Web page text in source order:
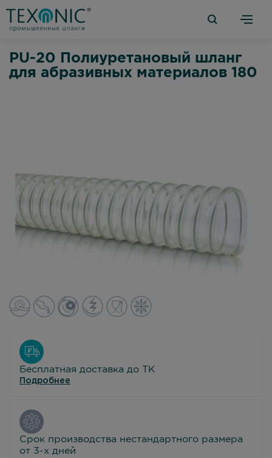
PU-20 Полиуретановый шланг
для абразивных материалов 180
Бесплатная доставка до ТК
Подробнее
Срок производства нестандартного размера
от 3-х дней